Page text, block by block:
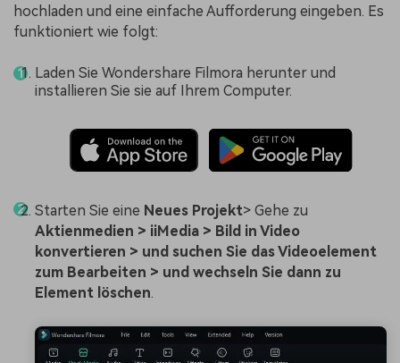
hochladen und eine einfache Aufforderung eingeben. Es
funktioniert wie folgt:
Laden Sie Wondershare Filmora herunter und
installieren Sie sie auf Ihrem Computer.
Starten Sie eine Neues Projekt> Gehe zu
Aktienmedien > iiMedia > Bild in Video
konvertieren > und suchen Sie das Videoelement
zum Bearbeiten > und wechseln Sie dann zu
Element löschen.